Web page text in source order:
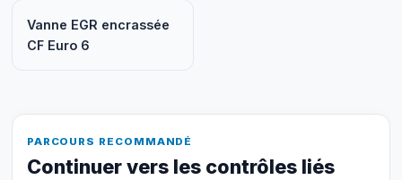
Vanne EGR encrassée
CF Euro 6
PARCOURS RECOMMANDÉ
Continuer vers les contrôles liés